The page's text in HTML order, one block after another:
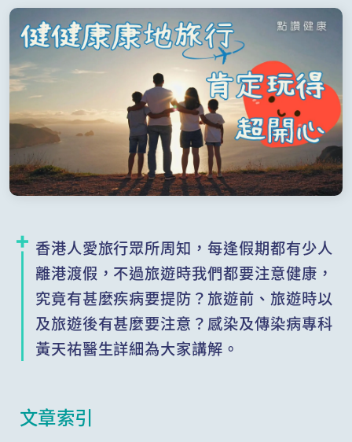
香港人愛旅行眾所周知，每逢假期都有少人
離港渡假，不過旅遊時我們都要注意健康，
究竟有甚麼疾病要提防？旅遊前、旅遊時以
及旅遊後有甚麼要注意？感染及傳染病專科
黃天祐醫生詳細為大家講解。
文章索引